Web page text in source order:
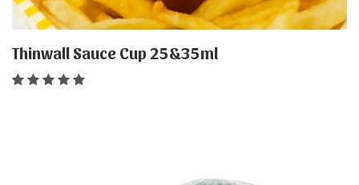
Thinwall Sauce Cup 25&35ml